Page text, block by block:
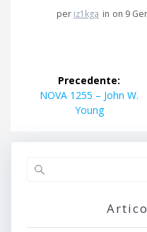
per iz1kga in on 9
Navigazione
articoli
Precedente:
Articolo
precedente:
NOVA 1255 – John W.
Young